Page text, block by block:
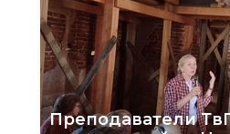
Преподаватели